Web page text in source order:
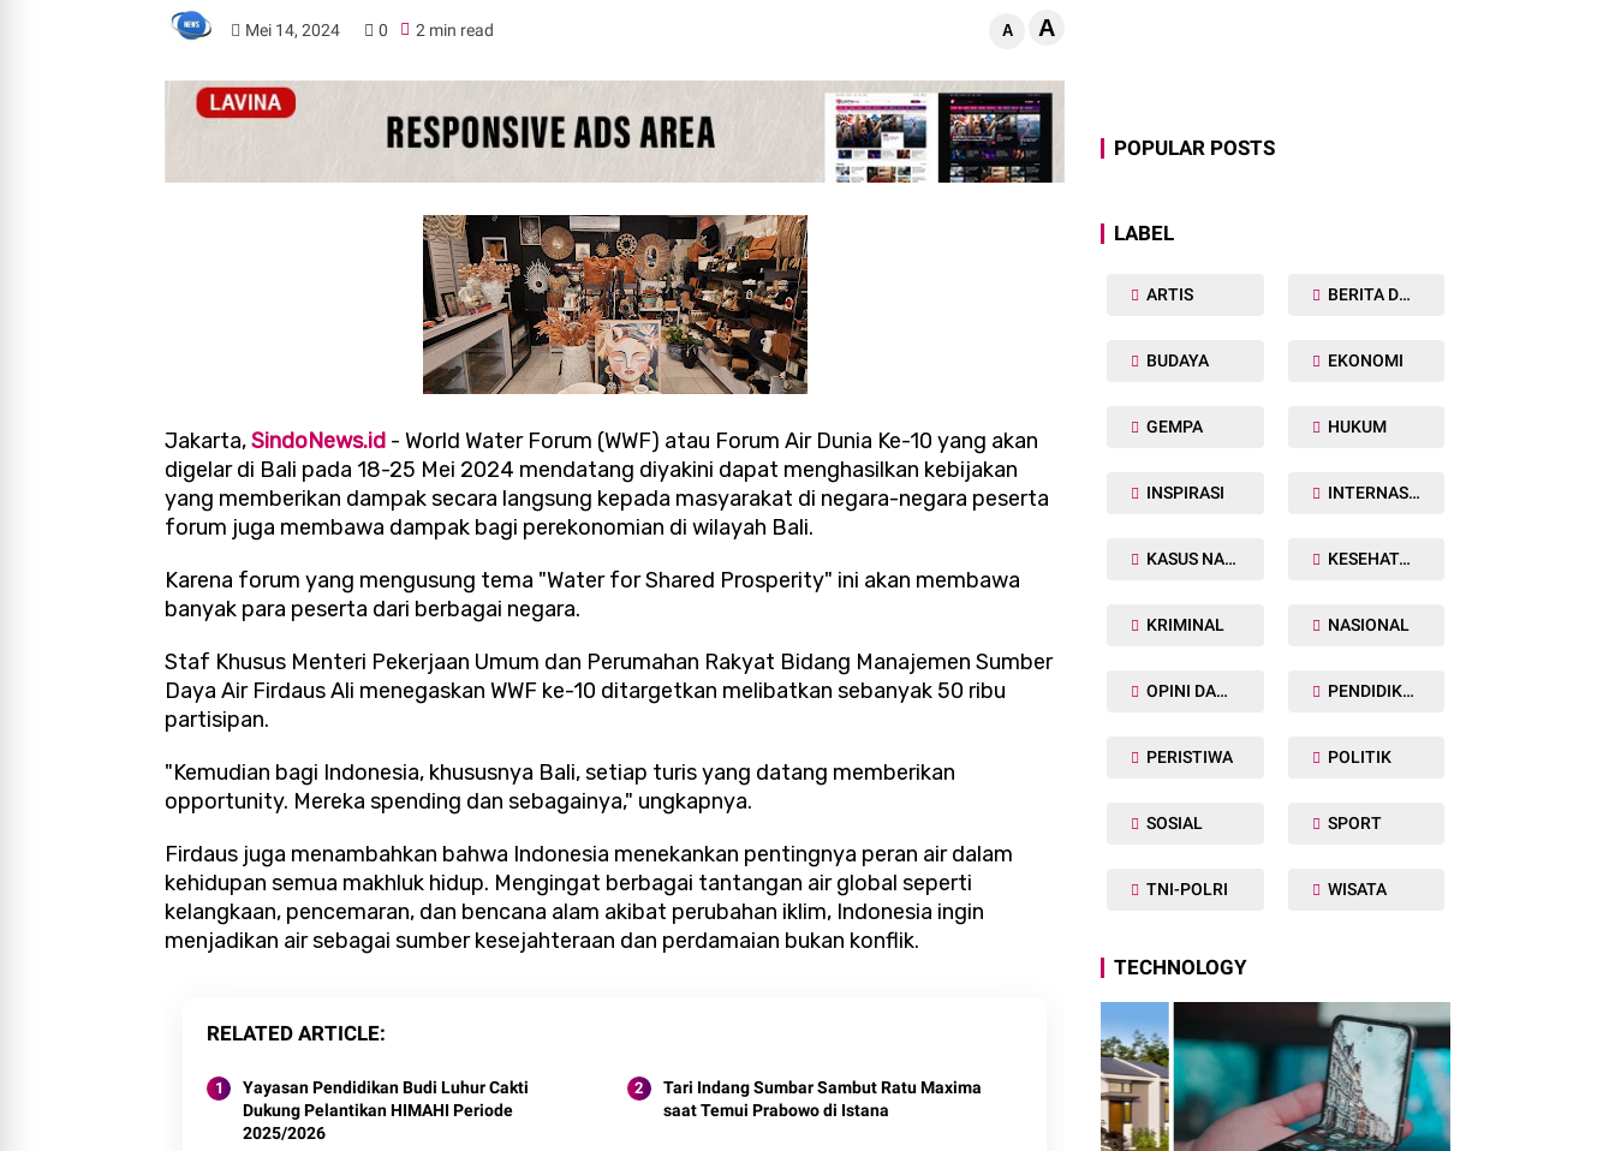
Mei 14, 2024 0 2 min read A A
Jakarta,SindoNews.id - World Water Forum (WWF) atau Forum Air Dunia Ke-10 yang akan
digelar di Bali pada 18-25 Mei 2024 mendatang diyakini dapat menghasilkan kebijakan
yang memberikan dampak secara langsung kepada masyarakat di negara-negara peserta
forum juga membawa dampak bagi perekonomian di wilayah Bali.
Karena forum yang mengusung tema "Water for Shared Prosperity" ini akan membawa
banyak para peserta dari berbagai negara.
Staf Khusus Menteri Pekerjaan Umum dan Perumahan Rakyat Bidang Manajemen Sumber
Daya Air Firdaus Ali menegaskan WWF ke-10 ditargetkan melibatkan sebanyak 50 ribu
partisipan.
"Kemudian bagi Indonesia, khususnya Bali, setiap turis yang datang memberikan
opportunity. Mereka spending dan sebagainya," ungkapnya.
Firdaus juga menambahkan bahwa Indonesia menekankan pentingnya peran air dalam
kehidupan semua makhluk hidup. Mengingat berbagai tantangan air global seperti
kelangkaan, pencemaran, dan bencana alam akibat perubahan iklim, Indonesia ingin
menjadikan air sebagai sumber kesejahteraan dan perdamaian bukan konflik.
RELATED ARTICLE
Yayasan Pendidikan Budi Luhur Cakti
Dukung Pelantikan HIMAHI Periode
2025/2026
Tari Indang Sumbar Sambut Ratu Maxima
saat Temui Prabowo di Istana
POPULAR POSTS
LABEL
ARTIS BERITA DAERAH
BUDAYA EKONOMI
GEMPA HUKUM
INSPIRASI INTERNASIONAL
KASUS NARKOBA KESEHATAN TUBUH
KRIMINAL NASIONAL
OPINI DAN ARTIKEL PENDIDIKAN
PERISTIWA POLITIK
SOSIAL SPORT
TNI-POLRI WISATA
TECHNOLOGY